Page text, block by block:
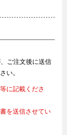
ご注文後に送信
い。
に記載くださ
を送信させてい